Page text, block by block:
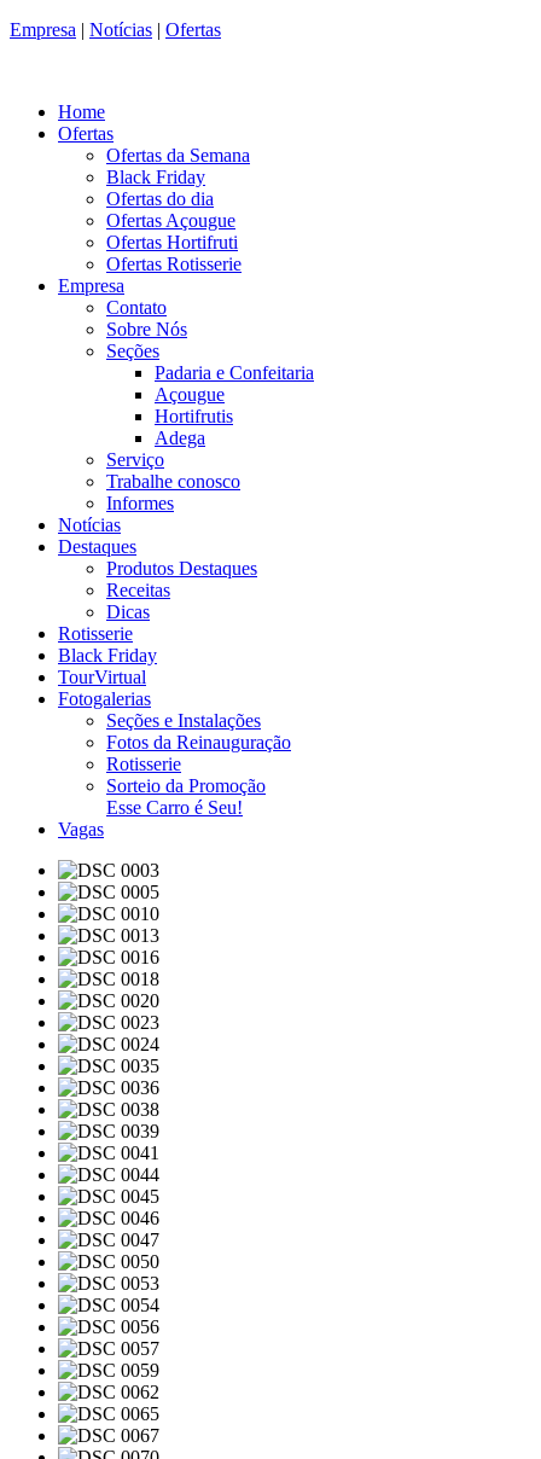
Empresa | Notícias | Ofertas
Home
Ofertas
Ofertas da Semana
Black Friday
Ofertas do dia
Ofertas Açougue
Ofertas Hortifruti
Ofertas Rotisserie
Empresa
Contato
Sobre Nós
Seções
Padaria e Confeitaria
Açougue
Hortifrutis
Adega
Serviço
Trabalhe conosco
Informes
Notícias
Destaques
Produtos Destaques
Receitas
Dicas
Rotisserie
Black Friday
TourVirtual
Fotogalerias
Seções e Instalações
Fotos da Reinauguração
Rotisserie
Sorteio da Promoção
Esse Carro é Seu!
Vagas